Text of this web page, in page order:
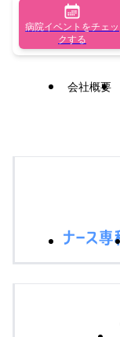
病院イベントをチェッ
クする
会社概要